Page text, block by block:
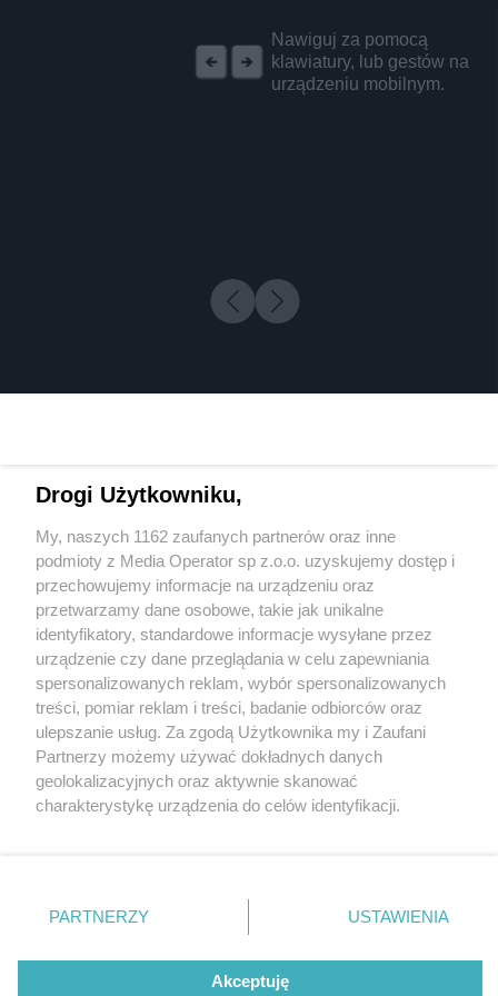
Nawiguj za pomocą
klawiatury, lub gestów na
urządzeniu mobilnym.
2 / 0
Wydawca mediów lokalnych
Nie zapomnij
zapoznać się z:
polityką prywatności
Twojemiasto
Piekary Śląskie
Chorzów
Tarnowskie Góry
Gliwice
Skontakuj sięz nami
Kontakt
Redakcja
Newsletter
Drogi Użytkowniku,
My, naszych 1162 zaufanych partnerów oraz inne
podmioty z Media Operator sp z.o.o. uzyskujemy dostęp i
przechowujemy informacje na urządzeniu oraz
przetwarzamy dane osobowe, takie jak unikalne
identyfikatory, standardowe informacje wysyłane przez
urządzenie czy dane przeglądania w celu zapewniania
spersonalizowanych reklam, wybór spersonalizowanych
treści, pomiar reklam i treści, badanie odbiorców oraz
ulepszanie usług. Za zgodą Użytkownika my i Zaufani
Partnerzy możemy używać dokładnych danych
geolokalizacyjnych oraz aktywnie skanować
charakterystykę urządzenia do celów identyfikacji.
zmienić/wycofać klikając przycisk ustawień prywatności
znajdujący się w lewym dolnym rogu strony
rodzaje przetwarzania danych nie wymagają zgody
użytkownika, ale masz prawo sprzeciwić się takiemu
PARTNERZY USTAWIENIA
Akceptuję